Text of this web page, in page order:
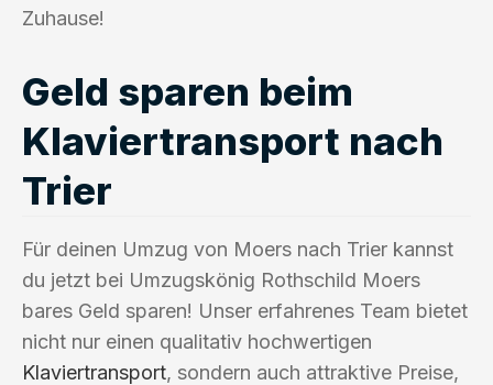
Zuhause!
Geld sparen beim
Klaviertransport nach
Trier
Für deinen Umzug von Moers nach Trier kannst
du jetzt bei Umzugskönig Rothschild Moers
bares Geld sparen! Unser erfahrenes Team bietet
nicht nur einen qualitativ hochwertigen
Klaviertransport, sondern auch attraktive Preise,